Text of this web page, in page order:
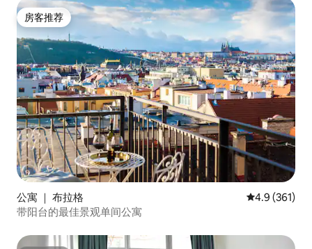
房客推荐
房客推荐
公寓 ｜ 布拉格 平均评分 4.9
4.9 (361)
带阳台的最佳景观单间公寓